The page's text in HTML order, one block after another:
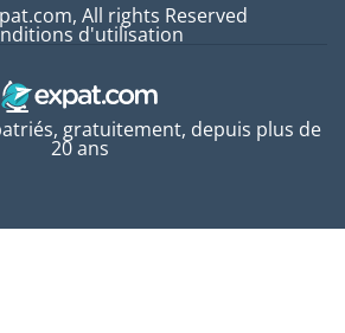
gratuitement, depuis plus de
20 ans
All rights Reserved
d'utilisation